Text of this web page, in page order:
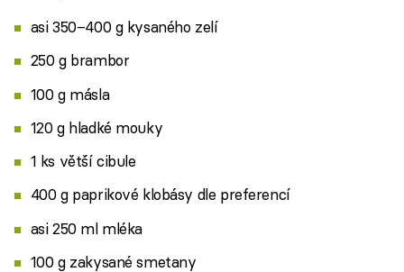
asi 350–400 g kysaného zelí
250 g brambor
100 g másla
120 g hladké mouky
1 ks větší cibule
400 g paprikové klobásy dle preferencí
asi 250 ml mléka
100 g zakysané smetany